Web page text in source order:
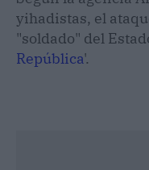
yihadistas, el
"soldado" del
República'.